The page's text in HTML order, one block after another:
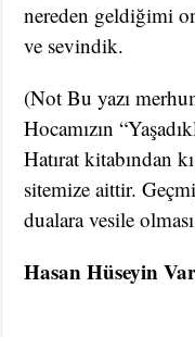
nereden geldiğimi
ve sevindik.
(Not Bu yazı
Hocamızın
Hatırat kitabından
sitemize aittir.
dualara vesile
Hasan Hüseyin